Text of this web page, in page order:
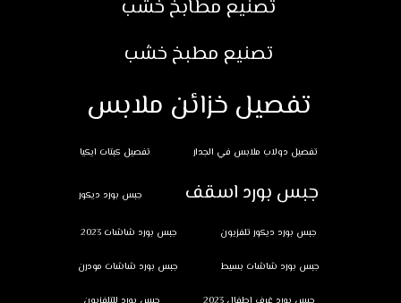
تصنيع مطابخ خشب
تصنيع مطبخ خشب
تفصيل خزائن ملابس
تفصيل دولاب ملابس في الجدار تفصيل كبتات ايكيا
جبس بورد اسقف جبس بورد ديكور
جبس بورد ديكور تلفزيون جبس بورد شاشات 2023
جبس بورد شاشات بسيط جبس بورد شاشات مودرن